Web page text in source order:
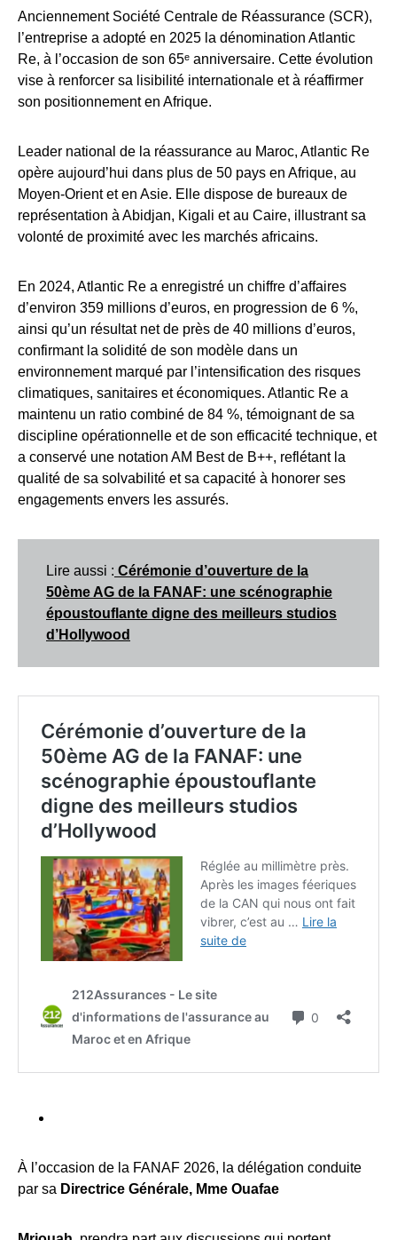
Anciennement Société Centrale de Réassurance (SCR),
l’entreprise a adopté en 2025 la dénomination Atlantic
Re, à l’occasion de son 65ᵉ anniversaire. Cette évolution
vise à renforcer sa lisibilité internationale et à réaffirmer
son positionnement en Afrique.
Leader national de la réassurance au Maroc, Atlantic Re
opère aujourd’hui dans plus de 50 pays en Afrique, au
Moyen-Orient et en Asie. Elle dispose de bureaux de
représentation à Abidjan, Kigali et au Caire, illustrant sa
volonté de proximité avec les marchés africains.
En 2024, Atlantic Re a enregistré un chiffre d’affaires
d’environ 359 millions d’euros, en progression de 6 %,
ainsi qu’un résultat net de près de 40 millions d’euros,
confirmant la solidité de son modèle dans un
environnement marqué par l’intensification des risques
climatiques, sanitaires et économiques. Atlantic Re a
maintenu un ratio combiné de 84 %, témoignant de sa
discipline opérationnelle et de son efficacité technique, et
a conservé une notation AM Best de B++, reflétant la
qualité de sa solvabilité et sa capacité à honorer ses
engagements envers les assurés.
Lire aussi : Cérémonie d’ouverture de la
50ème AG de la FANAF: une scénographie
époustouflante digne des meilleurs studios
d’Hollywood
À l’occasion de la FANAF 2026, la délégation conduite
par sa Directrice Générale, Mme Ouafae